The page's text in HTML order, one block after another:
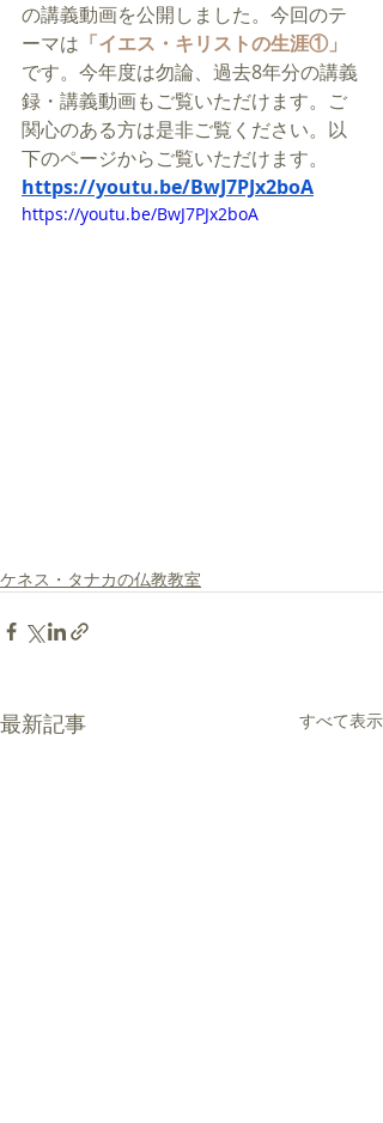
の講義動画を公開しました。今回のテ
ーマは 「イエス・キリストの生涯① 」
です。今年度は勿論、過去8年分の講義
録・講義動画もご覧いただけます。ご
関心のある方は是非ご覧ください。以
下のページからご覧いただけます。
https://youtu.be/BwJ7PJx2boA
https://youtu.be/BwJ7PJx2boA
ケネス・タナカの仏教教室
最新記事 すべて表示